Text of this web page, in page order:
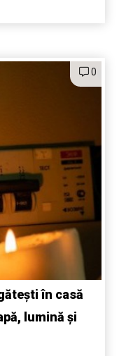
0
în casă
lumină și